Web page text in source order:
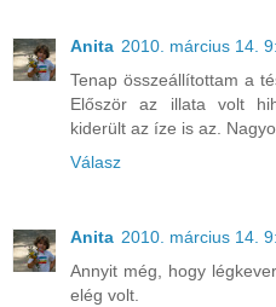
Anita 2010. március 14.
Tenap összeállítottam a
Először az illata volt
kiderült az íze is az.
Válasz
Anita 2010. március 14.
Annyit még, hogy
elég volt.